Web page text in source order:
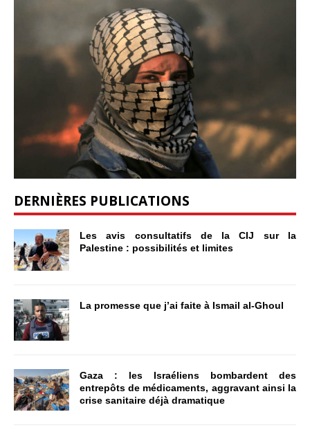
DERNIÈRES PUBLICATIONS
Les avis consultatifs de la CIJ sur la
Palestine : possibilités et limites
La promesse que j’ai faite à Ismail al-Ghoul
Gaza : les Israéliens bombardent des
entrepôts de médicaments, aggravant ainsi la
crise sanitaire déjà dramatique